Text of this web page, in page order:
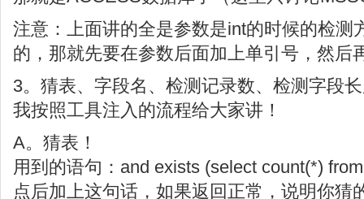
注意：上面讲的全是参数是int的时候的检测
的，那就先要在参数后面加上单引号，然后
3。猜表、字段名、检测记录数、检测字段
我按照工具注入的流程给大家讲！
A。猜表！
用到的语句：and exists (select count(*)
点后加上这句话，如果返回正常，说明你猜